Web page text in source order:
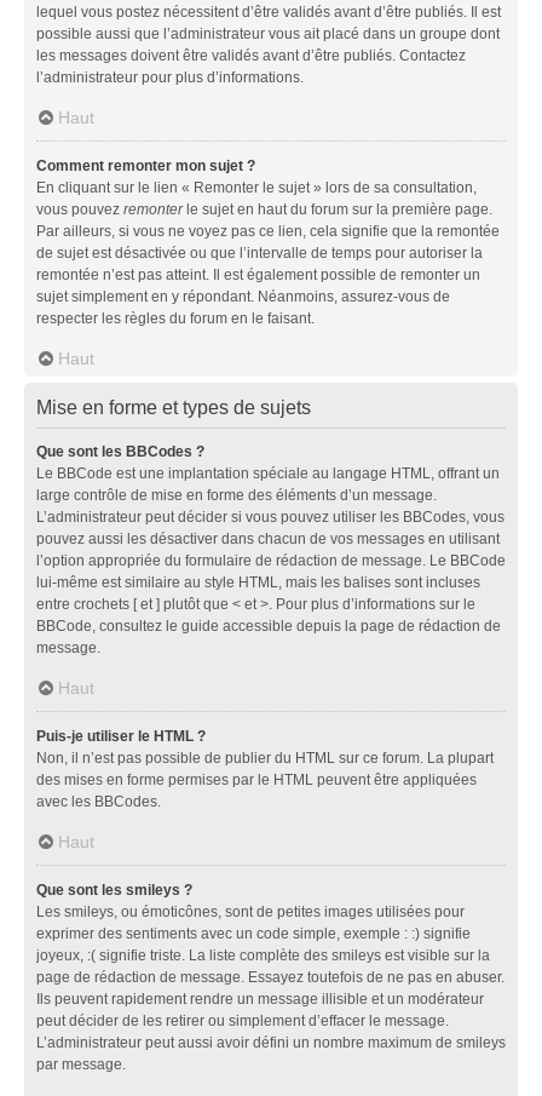
lequel vous postez nécessitent d’être validés avant d’être publiés. Il est
possible aussi que l’administrateur vous ait placé dans un groupe dont
les messages doivent être validés avant d’être publiés. Contactez
l’administrateur pour plus d’informations.
Haut
Comment remonter mon sujet ?
En cliquant sur le lien « Remonter le sujet » lors de sa consultation,
vous pouvez remonterle sujet en haut du forum sur la première page.
Par ailleurs, si vous ne voyez pas ce lien, cela signifie que la remontée
de sujet est désactivée ou que l’intervalle de temps pour autoriser la
remontée n’est pas atteint. Il est également possible de remonter un
sujet simplement en y répondant. Néanmoins, assurez-vous de
respecter les règles du forum en le faisant.
Haut
Mise en forme et types de sujets
Que sont les BBCodes ?
Le BBCode est une implantation spéciale au langage HTML, offrant un
large contrôle de mise en forme des éléments d’un message.
L’administrateur peut décider si vous pouvez utiliser les BBCodes, vous
pouvez aussi les désactiver dans chacun de vos messages en utilisant
l’option appropriée du formulaire de rédaction de message. Le BBCode
lui-même est similaire au style HTML, mais les balises sont incluses
entre crochets [ et ] plutôt que < et >. Pour plus d’informations sur le
BBCode, consultez le guide accessible depuis la page de rédaction de
message.
Haut
Puis-je utiliser le HTML ?
Non, il n’est pas possible de publier du HTML sur ce forum. La plupart
des mises en forme permises par le HTML peuvent être appliquées
avec les BBCodes.
Haut
Que sont les smileys ?
Les smileys, ou émoticônes, sont de petites images utilisées pour
exprimer des sentiments avec un code simple, exemple : :) signifie
joyeux, :( signifie triste. La liste complète des smileys est visible sur la
page de rédaction de message. Essayez toutefois de ne pas en abuser.
Ils peuvent rapidement rendre un message illisible et un modérateur
peut décider de les retirer ou simplement d’effacer le message.
L’administrateur peut aussi avoir défini un nombre maximum de smileys
par message.